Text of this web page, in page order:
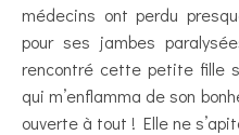
médecins ont perdu
pour ses jambes
rencontré cette petite fille
qui m’enflamma de son
ouverte à tout ! Elle ne